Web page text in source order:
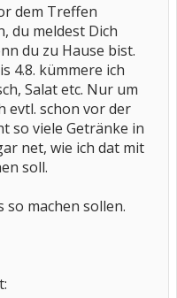
dem Treffen
du meldest Dich
du zu Hause bist.
4.8. kümmere ich
Salat etc. Nur um
evtl. schon vor der
so viele Getränke in
net, wie ich dat mit
soll.
so machen sollen.